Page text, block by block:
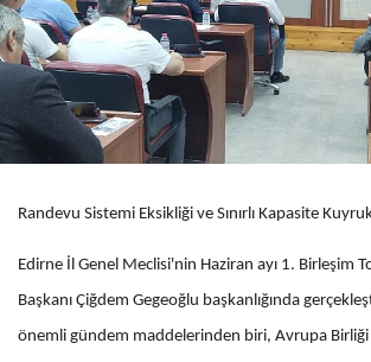
Randevu Sistemi Eksikliği ve Sınırlı Kapasite
Edirne İl Genel Meclisi'nin Haziran ayı 1. Birleşim
Başkanı Çiğdem Gegeoğlu başkanlığında
önemli gündem maddelerinden biri, Avrupa Birliği